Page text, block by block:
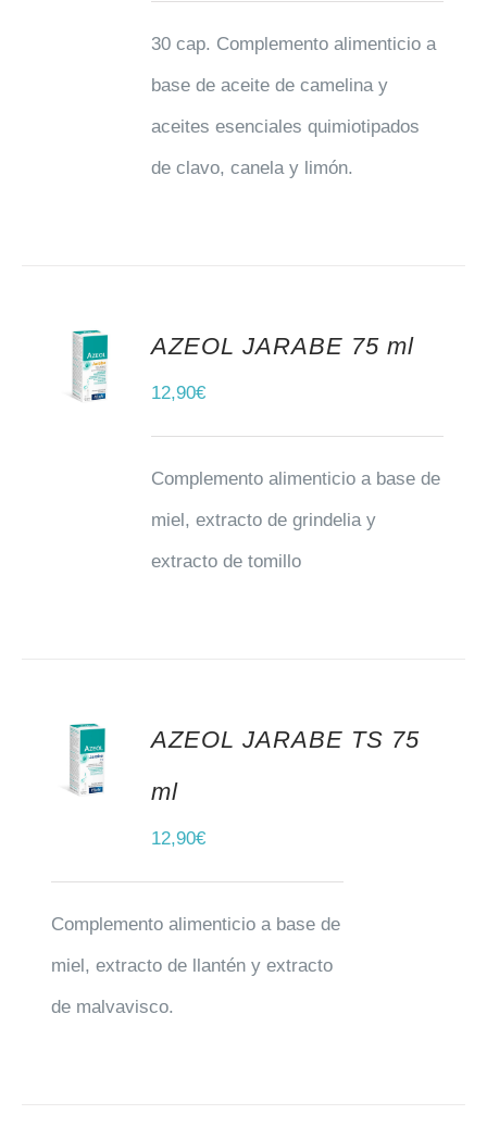
30 cap. Complemento alimenticio a
base de aceite de camelina y
aceites esenciales quimiotipados
de clavo, canela y limón.
AZEOL JARABE 75 ml
12,90€
Complemento alimenticio a base de
miel, extracto de grindelia y
extracto de tomillo
AZEOL JARABE TS 75
ml
12,90€
Complemento alimenticio a base de
miel, extracto de llantén y extracto
de malvavisco.